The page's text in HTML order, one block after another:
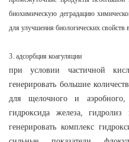
биохимическую деградацию
для улучшения биологических свойств
3. адсорбция коагуляции
при условии частичной
генерировать большие
для щелочного и
гидроксида железа,
генерировать комплекс